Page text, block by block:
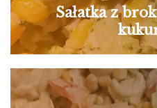
Sałatka z